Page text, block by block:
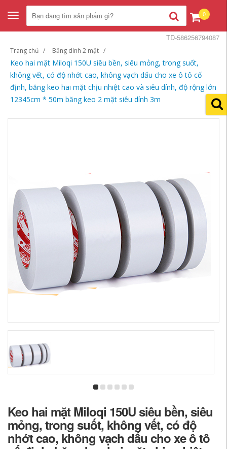
Toggle
navigation
0
Trang chủ Băng dính 2 mặt
Keo hai mặt Miloqi 150U siêu bền, siêu mỏng, trong suốt,
không vết, có độ nhớt cao, không vạch dấu cho xe ô tô cố
định, băng keo hai mặt chịu nhiệt cao và siêu dính, độ rộng lớn
12345cm * 50m băng keo 2 mặt siêu dính 3m
TD-586256794087
Keo hai mặt Miloqi 150U siêu bền, siêu
mỏng, trong suốt, không vết, có độ
nhớt cao, không vạch dấu cho xe ô tô